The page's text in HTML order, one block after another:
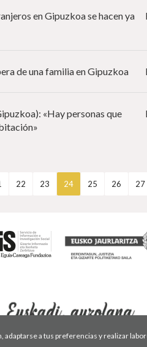
en Gipuzkoa se hacen ya
de una familia en Gipuzkoa
«Hay personas que
22 23 24 25 26 27
a tus preferencias y realizar